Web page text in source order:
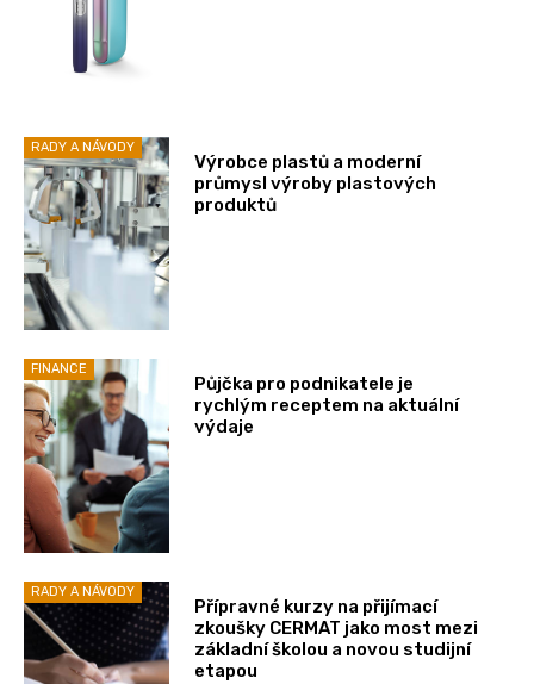
RADY A NÁVODY
Výrobce plastů a moderní
průmysl výroby plastových
produktů
FINANCE
Půjčka pro podnikatele je
rychlým receptem na aktuální
výdaje
RADY A NÁVODY
Přípravné kurzy na přijímací
zkoušky CERMAT jako most mezi
základní školou a novou studijní
etapou